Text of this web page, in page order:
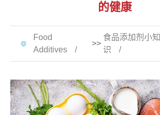
的健康
Food
Additives
>>
食品添加剂小知
识